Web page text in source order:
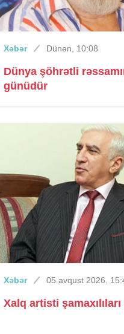
Xəbər Dünən, 10:08
Dünya şöhrətli
günüdür
Xəbər 05 avqust 2026,
Xalq artisti şamaxılıları